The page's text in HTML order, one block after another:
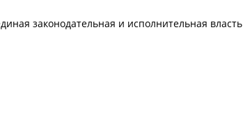
законодательная и исполнительная власть